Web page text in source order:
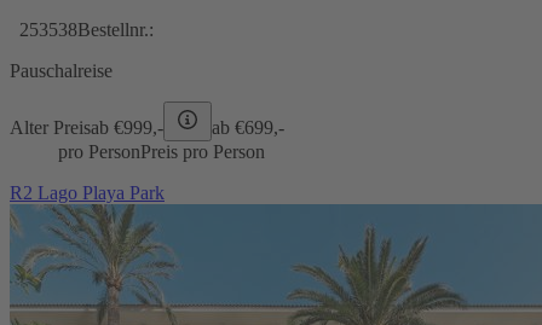
253538Bestellnr.:
Pauschalreise
Alter Preisab €999,- ab €699,-
pro PersonPreis pro Person
R2 Lago Playa Park